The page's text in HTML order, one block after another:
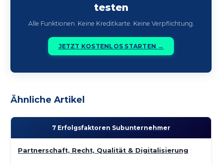
testen
Alle Funktionen. Keine Kreditkarte. Keine Verpflichtung.
JETZT KOSTENLOS STARTEN →
Ähnliche Artikel
7 Erfolgs­faktoren Subunternehmer
Partnerschaft, Recht, Qualität & Digitalisierung